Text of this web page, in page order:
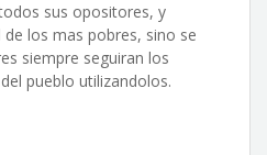
sus opositores, y
los mas pobres, sino se
siempre seguiran los
pueblo utilizandolos.